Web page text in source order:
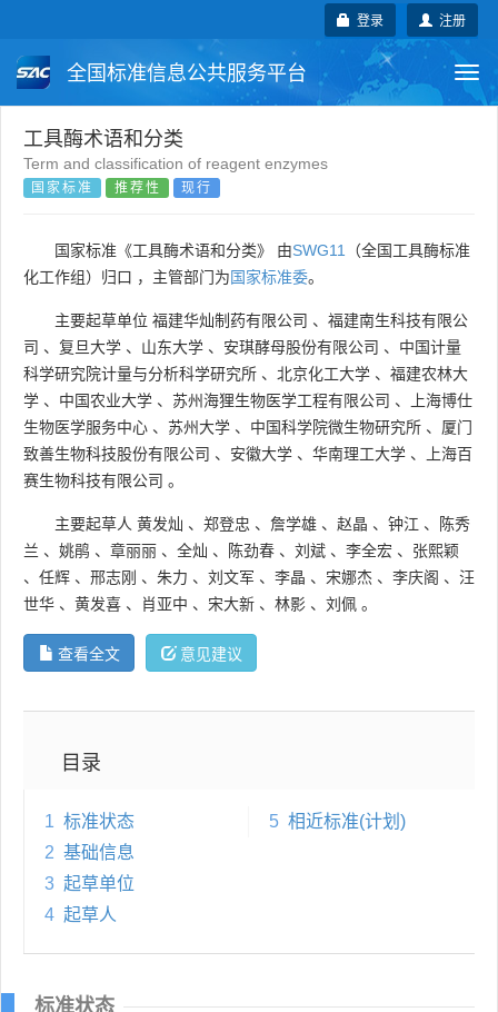
注册
登录
全国标准信息公共服务平台
国家标准
团体标准
国外标准 技术委员会
工具酶术语和分类
Term and classification of reagent enzymes
国家标准 推荐性 现行
国家标准《工具酶术语和分类》 由SWG11
（全国工具酶标准
化工作组）归口 ，主管部门为国家标准委。
主要起草单位 福建华灿制药有限公司 、 福建南生科技有限公
司 、 复旦大学 、 山东大学 、 安琪酵母股份有限公司 、 中国计量
科学研究院计量与分析科学研究所 、 北京化工大学 、 福建农林大
学 、 中国农业大学 、 苏州海狸生物医学工程有限公司 、
上海博仕
生物医学服务中心 、 苏州大学 、 中国科学院微生物研究所 、 厦门
致善生物科技股份有限公司 、 安徽大学 、 华南理工大学 、
上海百
赛生物科技有限公司 。
主要起草人 黄发灿 、 郑登忠 、 詹学雄 、 赵晶 、 钟江 、
陈秀
兰 、 姚鹃 、 章丽丽 、 全灿 、 陈劲春 、 刘斌 、 李全宏 、 张熙颖
、 任辉 、 邢志刚 、 朱力 、 刘文军 、 李晶 、 宋娜杰 、 李庆阁 、 汪
世华 、 黄发喜 、 肖亚中 、 宋大新 、 林影 、 刘佩 。
查看全文 意见建议
目录
1 标准状态
2 基础信息
3 起草单位
4 起草人
5 相近标准(计划)
标准状态